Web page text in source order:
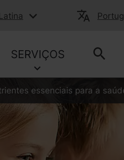
SERVIÇOS
essenciais para a